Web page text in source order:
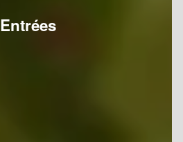
Entrées